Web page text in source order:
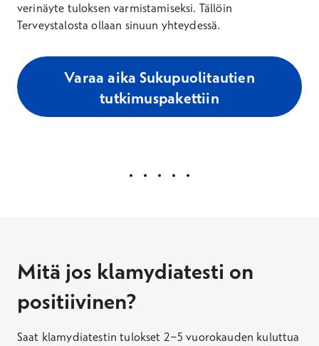
verinäyte tuloksen varmistamiseksi. Tällöin
Terveystalosta ollaan sinuun yhteydessä.
Varaa aika Sukupuolitautien
tutkimuspakettiin
Mitä jos klamydiatesti on
positiivinen?
Saat klamydiatestin tulokset 2−5 vuorokauden kuluttua